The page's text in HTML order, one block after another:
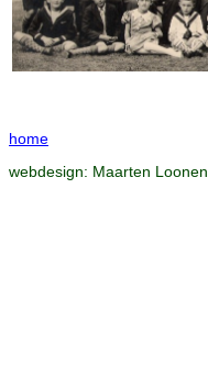
home
webdesign: Maarten Loonen